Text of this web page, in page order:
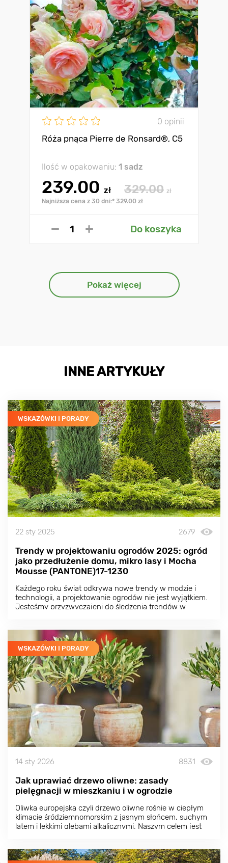
0 opinii
Róża pnąca Pierre de Ronsard®, C5
Ilość w opakowaniu: 1 sadz
239.00 zł 329.00 zł
Najniższa cena z 30 dni:* 329.00 zł
Do koszyka
Pokaż więcej
INNE ARTYKUŁY
WSKAZÓWKI I PORADY
22 sty 2025 2679
Trendy w projektowaniu ogrodów 2025: ogród
jako przedłużenie domu, mikro lasy i Mocha
Mousse (PANTONE)17-1230
Każdego roku świat odkrywa nowe trendy w modzie i
technologii, a projektowanie ogrodów nie jest wyjątkiem.
Jesteśmy przyzwyczajeni do śledzenia trendów w
WSKAZÓWKI I PORADY
14 sty 2026 8831
Jak uprawiać drzewo oliwne: zasady
pielęgnacji w mieszkaniu i w ogrodzie
Oliwka europejska czyli drzewo oliwne rośnie w ciepłym
klimacie śródziemnomorskim z jasnym słońcem, suchym
latem i lekkimi glebami alkalicznymi. Naszym celem jest